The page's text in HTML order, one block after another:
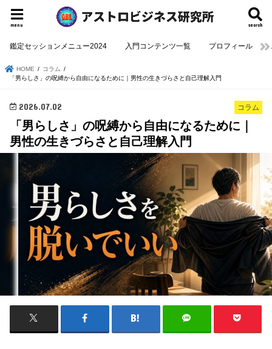
search
menu
鑑定セッションメニュー2024 入門コンテンツ一覧 プロフィール
HOME
コラム
「男らしさ」の呪縛から自由になるために｜男性の生きづらさと自己理解入門
コラム
2026.07.02
「男らしさ」の呪縛から自由になるために｜
男性の生きづらさと自己理解入門